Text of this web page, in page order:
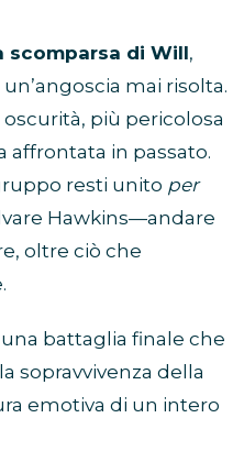
scomparsa di Will,
mai risolta.
più pericolosa
affrontata in passato.
resti unito per
Hawkins—andare
oltre ciò che
una battaglia finale che
sopravvivenza della
emotiva di un intero